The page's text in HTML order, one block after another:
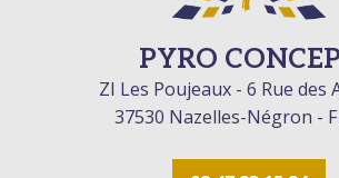
PYRO
ZI Les Poujeaux - 6 Rue des
37530 Nazelles-Négron -